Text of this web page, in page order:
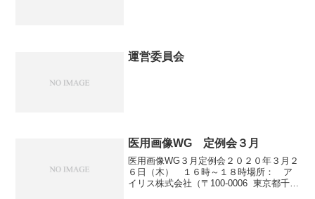
運営委員会
医用画像WG 定例会３月
医用画像WG３月定例会２０２０年３月２
６日（木） １６時～１８時場所： ア
イリス株式会社（〒100-0006 東京都千代